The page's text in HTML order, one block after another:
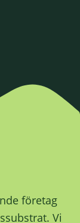
företag
Vi